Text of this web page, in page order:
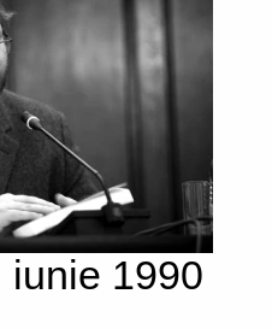
iunie 1990